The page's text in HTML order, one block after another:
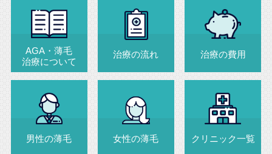
AGA・薄毛
治療について
治療の流れ 治療の費用
男性の薄毛 女性の薄毛 クリニック一覧